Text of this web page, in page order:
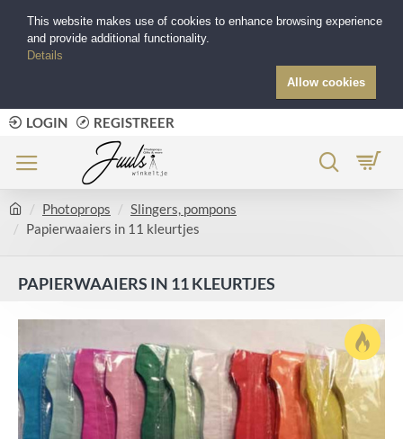
LOGIN REGISTREER
Photoprops
Slingers, pompons
Papierwaaiers in 11 kleurtjes
PAPIERWAAIERS IN 11 KLEURTJES
This website makes use of cookies to enhance browsing experience
and provide additional functionality.
Details
Allow cookies